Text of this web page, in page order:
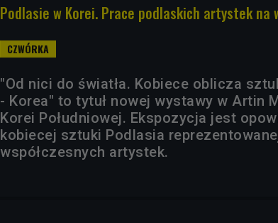
Podlasie w Korei. Prace podlaskich artystek na
"Od nici do światła. Kobiece oblicza
- Korea" to tytuł nowej wystawy w Artin
Korei Południowej. Ekspozycja jest
kobiecej sztuki Podlasia
współczesnych artystek.